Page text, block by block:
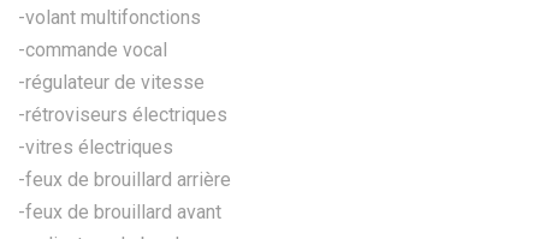
-volant multifonctions
-commande vocal
-régulateur de vitesse
-rétroviseurs électriques
-vitres électriques
-feux de brouillard arrière
-feux de brouillard avant